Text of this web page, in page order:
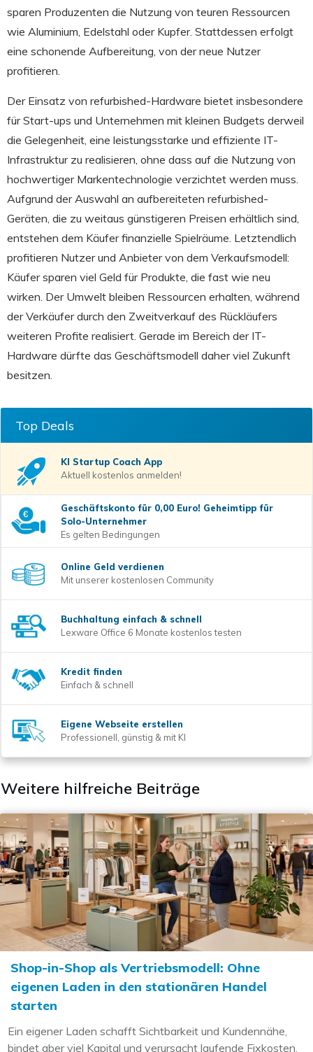
sparen Produzenten die Nutzung von teuren Ressourcen
wie Aluminium, Edelstahl oder Kupfer. Stattdessen erfolgt
eine schonende Aufbereitung, von der neue Nutzer
profitieren.
Der Einsatz von refurbished-Hardware bietet insbesondere
für Start-ups und Unternehmen mit kleinen Budgets derweil
die Gelegenheit, eine leistungsstarke und effiziente IT-
Infrastruktur zu realisieren, ohne dass auf die Nutzung von
hochwertiger Markentechnologie verzichtet werden muss.
Aufgrund der Auswahl an aufbereiteten refurbished-
Geräten, die zu weitaus günstigeren Preisen erhältlich sind,
entstehen dem Käufer finanzielle Spielräume. Letztendlich
profitieren Nutzer und Anbieter von dem Verkaufsmodell:
Käufer sparen viel Geld für Produkte, die fast wie neu
wirken. Der Umwelt bleiben Ressourcen erhalten, während
der Verkäufer durch den Zweitverkauf des Rückläufers
weiteren Profite realisiert. Gerade im Bereich der IT-
Hardware dürfte das Geschäftsmodell daher viel Zukunft
besitzen.
Top Deals
KI Startup Coach App
Aktuell kostenlos anmelden!
Geschäftskonto für 0,00 Euro! Geheimtipp für
Solo-Unternehmer
Es gelten Bedingungen
Online Geld verdienen
Mit unserer kostenlosen Community
Buchhaltung einfach & schnell
Lexware Office 6 Monate kostenlos testen
Kredit finden
Einfach & schnell
Eigene Webseite erstellen
Professionell, günstig & mit KI
Weitere hilfreiche Beiträge
Shop-in-Shop als Vertriebsmodell: Ohne
eigenen Laden in den stationären Handel
starten
Ein eigener Laden schafft Sichtbarkeit und Kundennähe,
bindet aber viel Kapital und verursacht laufende Fixkosten.